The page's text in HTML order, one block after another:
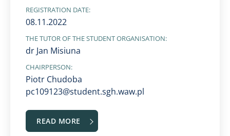
REGISTRATION DATE:
08.11.2022
THE TUTOR OF THE STUDENT ORGANISATION:
dr Jan Misiuna
CHAIRPERSON:
Piotr Chudoba
pc109123@student.sgh.waw.pl
READ MORE